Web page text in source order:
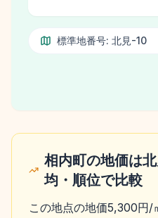
標準地番号: 北見-10
相内町の地価は
均・順位で比較
この地点の地価5,300円/